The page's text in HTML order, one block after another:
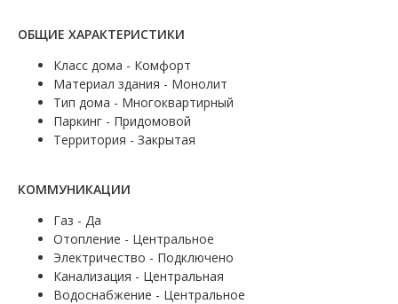
ОБЩИЕ ХАРАКТЕРИСТИКИ
Класс дома - Комфорт
Материал здания - Монолит
Тип дома - Многоквартирный
Паркинг - Придомовой
Территория - Закрытая
КОММУНИКАЦИИ
Газ - Да
Отопление - Центральное
Электричество - Подключено
Канализация - Центральная
Водоснабжение - Центральное